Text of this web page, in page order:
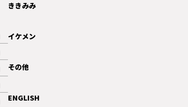
ききみみ
イケメン
その他
ENGLISH